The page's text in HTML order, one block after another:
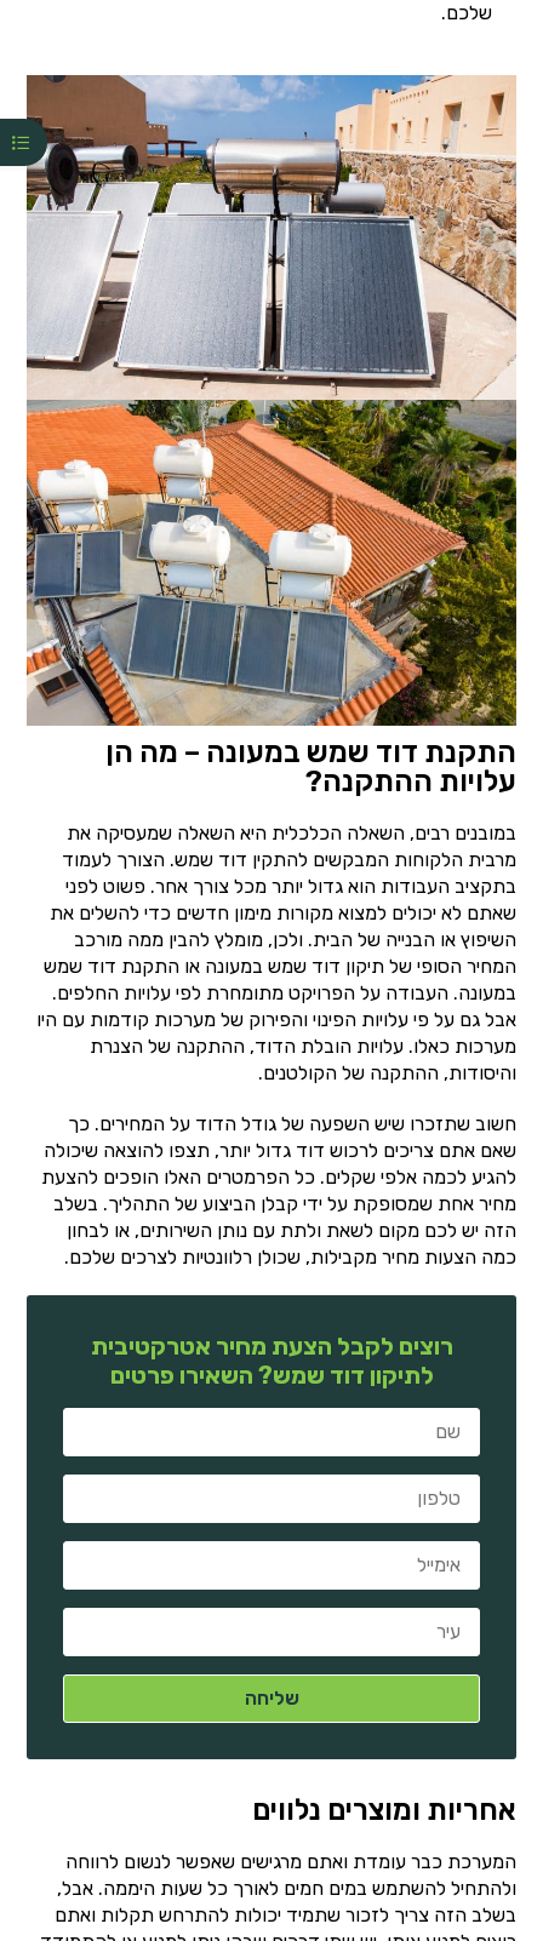
שלכם.
התקנת דוד שמש במעונה – מה הן
עלויות ההתקנה?
במובנים רבים, השאלה הכלכלית היא השאלה שמעסיקה את
מרבית הלקוחות המבקשים להתקין דוד שמש. הצורך לעמוד
בתקציב העבודות הוא גדול יותר מכל צורך אחר. פשוט לפני
שאתם לא יכולים למצוא מקורות מימון חדשים כדי להשלים את
השיפוץ או הבנייה של הבית. ולכן, מומלץ להבין ממה מורכב
המחיר הסופי של תיקון דוד שמש במעונה או התקנת דוד שמש
במעונה. העבודה על הפרויקט מתומחרת לפי עלויות החלפים.
אבל גם על פי עלויות הפינוי והפירוק של מערכות קודמות עם היו
מערכות כאלו. עלויות הובלת הדוד, ההתקנה של הצנרת
והיסודות, ההתקנה של הקולטנים.
חשוב שתזכרו שיש השפעה של גודל הדוד על המחירים. כך
שאם אתם צריכים לרכוש דוד גדול יותר, תצפו להוצאה שיכולה
להגיע לכמה אלפי שקלים. כל הפרמטרים האלו הופכים להצעת
מחיר אחת שמסופקת על ידי קבלן הביצוע של התהליך. בשלב
הזה יש לכם מקום לשאת ולתת עם נותן השירותים, או לבחון
כמה הצעות מחיר מקבילות, שכולן רלוונטיות לצרכים שלכם.
רוצים לקבל הצעת מחיר אטרקטיבית
לתיקון דוד שמש? השאירו פרטים
אחריות ומוצרים נלווים
המערכת כבר עומדת ואתם מרגישים שאפשר לנשום לרווחה
ולהתחיל להשתמש במים חמים לאורך כל שעות היממה. אבל,
בשלב הזה צריך לזכור שתמיד יכולות להתרחש תקלות ואתם